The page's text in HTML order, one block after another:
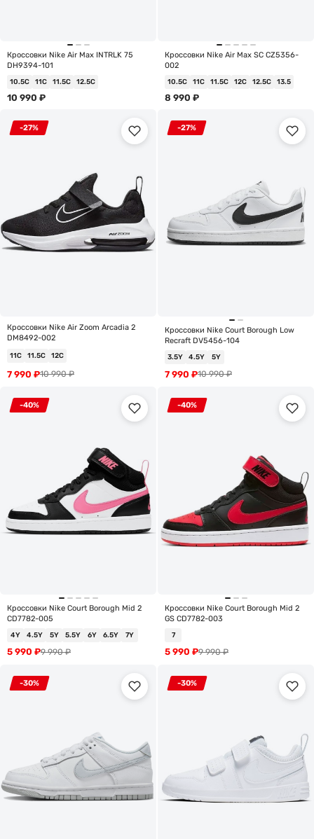
Кроссовки Nike Air Max INTRLK 75
DH9394-101
10.5C 11C 11.5C 12.5C
10 990 ₽
Кроссовки Nike Air Max SC CZ5356-
002
10.5C 11C 11.5C 12C 12.5C 13.5
8 990 ₽
-27%
Кроссовки Nike Air Zoom Arcadia 2
DM8492-002
11C 11.5C 12C
10 990₽
7 990 ₽
-27%
Кроссовки Nike Court Borough Low
Recraft DV5456-104
3.5Y 4.5Y 5Y
10 990₽
7 990 ₽
-40%
Кроссовки Nike Court Borough Mid 2
CD7782-005
4Y 4.5Y 5Y 5.5Y 6Y 6.5Y 7Y
9 990₽
5 990 ₽
-40%
Кроссовки Nike Court Borough Mid 2
GS CD7782-003
7
9 990₽
5 990 ₽
-30% -30%